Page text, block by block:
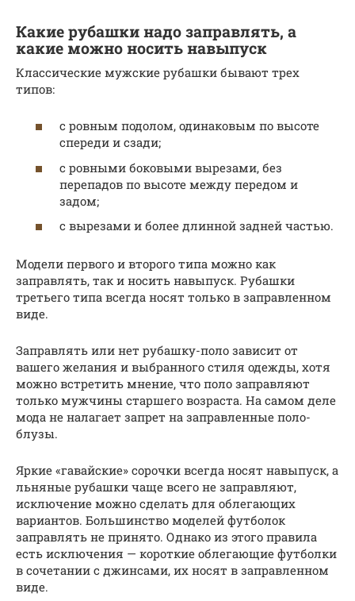
Какие рубашки надо заправлять, а
какие можно носить навыпуск
Классические мужские рубашки бывают трех
типов:
с ровным подолом, одинаковым по высоте
спереди и сзади;
с ровными боковыми вырезами, без
перепадов по высоте между передом и
задом;
с вырезами и более длинной задней частью.
Модели первого и второго типа можно как
заправлять, так и носить навыпуск. Рубашки
третьего типа всегда носят только в заправленном
виде.
Заправлять или нет рубашку-поло зависит от
вашего желания и выбранного стиля одежды, хотя
можно встретить мнение, что поло заправляют
только мужчины старшего возраста. На самом деле
мода не налагает запрет на заправленные поло-
блузы.
Яркие «гавайские» сорочки всегда носят навыпуск, а
льняные рубашки чаще всего не заправляют,
исключение можно сделать для облегающих
вариантов. Большинство моделей футболок
заправлять не принято. Однако из этого правила
есть исключения — короткие облегающие футболки
в сочетании с джинсами, их носят в заправленном
виде.